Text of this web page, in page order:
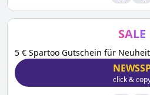
SALE
5 € Spartoo Gutschein für
click &